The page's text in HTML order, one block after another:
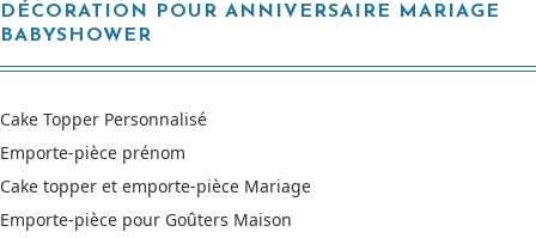
DÉCORATION POUR ANNIVERSAIRE MARIAGE
BABYSHOWER
Cake Topper Personnalisé
Emporte-pièce prénom
Cake topper et emporte-pièce Mariage
Emporte-pièce pour Goûters Maison